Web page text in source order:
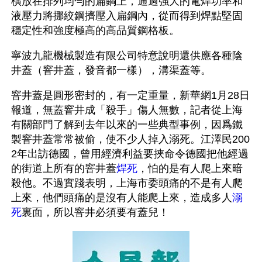
液壓力將挪絞鋼擠壓入扁鋼內，從而得到焊點堅固
穩定性和強度極高的高品質鋼格板。
寧波九龍機械製造有限公司特意說明還供應各種陰
井蓋（窨井蓋，發音都一樣），溝渠蓋等。
窨井蓋是圓形密封的，有一定重量，新華網1月28日
報道，無蓋窨井成「殺手」傷人無數，記者從上海
有關部門了解到去年以來的一些典型事例，因爲鐵
製窨井蓋常常被偷，使不少人掉入溺死。江澤民200
2年出訪德國，曾用經濟利益要挾命令德國把他經過
的街道上所有的窨井蓋焊死 ，怕的是有人爬上來暗
殺他。不過實踐表明，上海市委頭痛的不是有人爬
上來，他們頭痛的是沒有人能爬上來，造成多人溺
死裏面，所以窨井必須要有蓋兒！